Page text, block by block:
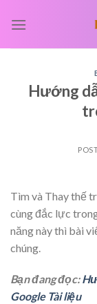
Hướng
Tìm và Thay thế
cùng đắc lực
năng này thì bài
chúng.
Bạn đang đọc:
Google Tài liệu